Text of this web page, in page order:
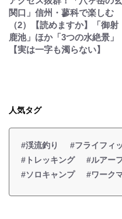
関口」信州・蓼科で楽しむ
（2）【読めますか】「御射
鹿池」ほか「3つの水絶景」
【実は一字も濁らない】
人気タグ
#渓流釣り #フライフィ
#トレッキング
#ルアー
#ソロキャンプ
#ワーク